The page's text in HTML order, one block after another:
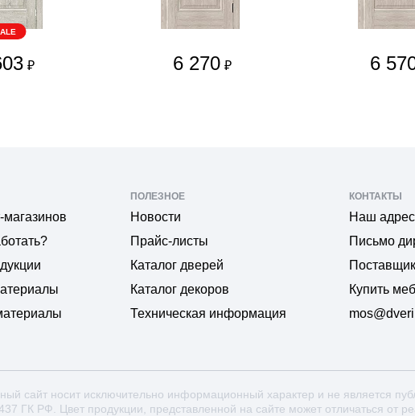
₽ 6 270 ₽ 6
магазинов
ПОЛЕЗНОЕ
Новости
Прайс-листы
Каталог дверей
Каталог декоров
Техническая информация
КОНТАКТЫ
Наш
Письмо
Купить
сайт носит исключительно информационный характер и не является
ГК РФ. Цвет продукции, представленной на сайте может отличаться от